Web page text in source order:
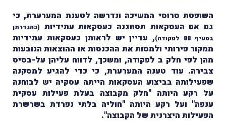
השופטת סרוסי המשיכה ונדרשה לטענת המערערת, כי
גם אם העסקאות תסוּוגנה כעסקאות עתידיות (כהגדרתן
בסעיף 88 לפקודה)
, עדיין יש לראותן כעסקאות עתידיות
ממקור פירותי ולמסות את ההכנסות או ההוצאות הנובעות
מהן לפי חלק ב לפקודה, ומשכך, לדווח עליהן על-בסיס
צבירה. עוד טענה המערערת, כי כדי להגיע למסקנה
שפעילותה בביצוע העסקאות הייתה עסקיה יש לבוחנה
על רקע היותה "חלק מקבוצה בעלת פעילות עסקית
ענפה" ועל רקע היותה "חוליה בלתי נפרדת בשרשרת
הפעילות היצרנית של הקבוצה".